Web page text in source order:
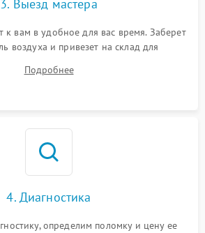
3. Выезд мастера
к вам в удобное для вас время. Заберет
воздуха и привезет на склад для
Подробнее
4. Диагностика
определим поломку и цену ее